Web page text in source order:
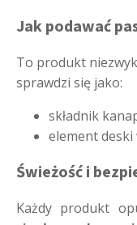
Jak podawać
To produkt
sprawdzi się jako:
składnik
element deski
Świeżość i
Każdy produkt